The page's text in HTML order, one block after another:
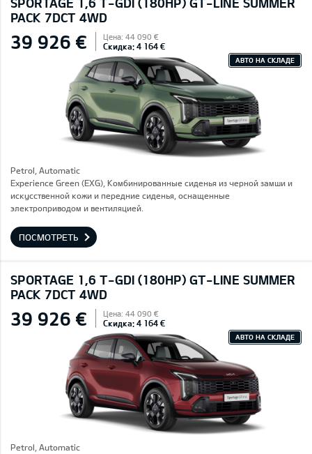
PACK 7DCT 4WD
39 926 € Цена: 44 090 €
Скидка: 4 164 €
АВТО НА СКЛАДЕ
Petrol, Automatic
Experience Green (EXG), Комбинированные сиденья из черной замши и
искусственной кожи и передние сиденья, оснащенные
электроприводом и вентиляцией.
ПОСМОТРЕТЬ
SPORTAGE 1,6 T-GDI (180HP) GT-LINE SUMMER
PACK 7DCT 4WD
39 926 € Цена: 44 090 €
Скидка: 4 164 €
АВТО НА СКЛАДЕ
Petrol, Automatic